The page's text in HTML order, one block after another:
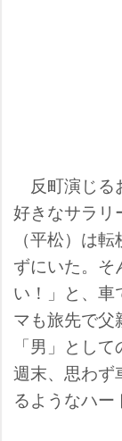
反町演じる
好きなサラリ
（平松）は
ずにいた。そ
い！」と、車
マも旅先で父
「男」とし
週末、思わず
るようなハー